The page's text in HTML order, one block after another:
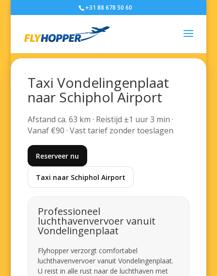
+31 88 678 50 60
Taxi Vondelingenplaat
naar Schiphol Airport
Afstand ca. 63 km · Reistijd ±1 uur 3 min ·
Vanaf €90 · Vast tarief zonder toeslagen
Reserveer nu
Taxi naar Schiphol Airport
Professioneel
luchthavenvervoer vanuit
Vondelingenplaat
Flyhopper verzorgt comfortabel
luchthavenvervoer vanuit Vondelingenplaat.
U reist in alle rust naar de luchthaven met